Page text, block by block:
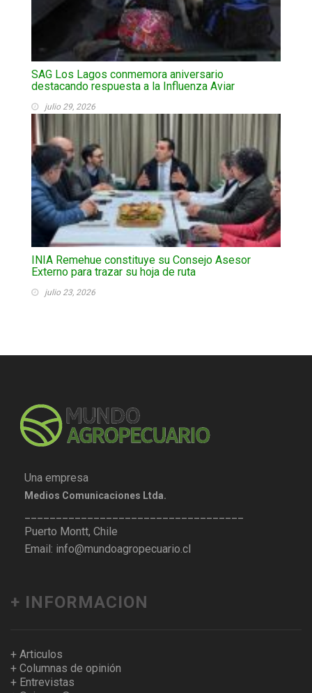
SAG Los Lagos conmemora aniversario
destacando respuesta a la Influenza Aviar
julio 29, 2026
INIA Remehue constituye su Consejo Asesor
Externo para trazar su hoja de ruta
julio 23, 2026
Una empresa
Medios Comunicaciones Ltda.
Puerto Montt, Chile
Email: info@mundoagropecuario.cl
+ INFORMACION
+ Articulos
+ Columnas de opinión
+ Entrevistas